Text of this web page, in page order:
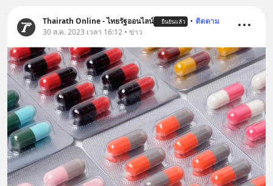
Thairath Online - ไทยรัฐออนไลน์ ยืนยันแล้ว • ติดตาม
30 ส.ค. 2023 เวลา 16:12 • ข่าว